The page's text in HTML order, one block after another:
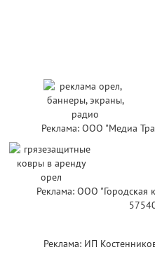
Реклама: ООО "Медиа
Реклама: ООО "Городская
Реклама: ИП